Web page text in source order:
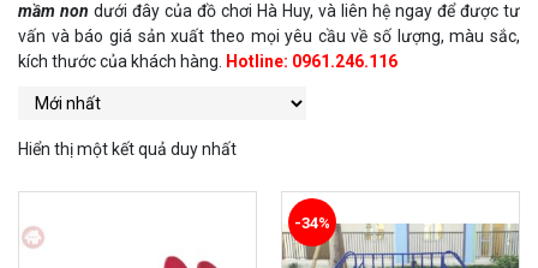
mầm non dưới đây của đồ chơi Hà Huy, và liên hệ ngay để được tư
vấn và báo giá sản xuất theo mọi yêu cầu về số lượng, màu sắc,
kích thước của khách hàng.
Hotline: 0961.246.116
Hiển thị một kết quả duy nhất
-34%